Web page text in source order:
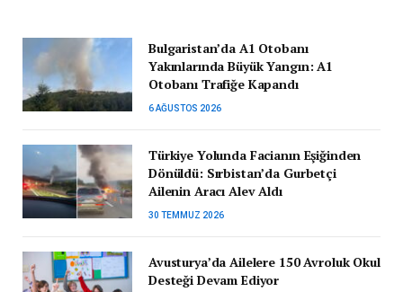
Bulgaristan’da A1 Otobanı
Yakınlarında Büyük Yangın: A1
Otobanı Trafiğe Kapandı
6 AĞUSTOS 2026
Türkiye Yolunda Facianın Eşiğinden
Dönüldü: Sırbistan’da Gurbetçi
Ailenin Aracı Alev Aldı
30 TEMMUZ 2026
Avusturya’da Ailelere 150 Avroluk Okul
Desteği Devam Ediyor